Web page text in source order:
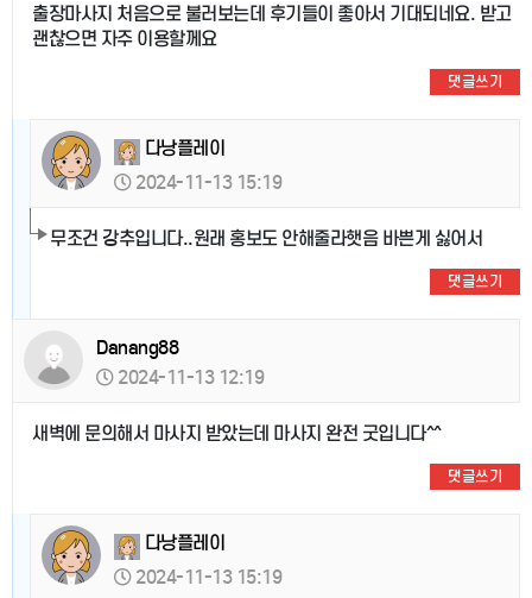
출장마사지 처음으로 불러보는데 후기들이 좋아서 기대되네요. 받고
괜찮으면 자주 이용할께요
댓글쓰기
다낭플레이
2024-11-13 15:19
무조건 강추입니다..원래 홍보도 안해줄라햇음 바쁜게 싫어서
댓글쓰기
Danang88
2024-11-13 12:19
새벽에 문의해서 마사지 받았는데 마사지 완전 굿입니다^^
댓글쓰기
다낭플레이
2024-11-13 15:19